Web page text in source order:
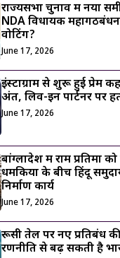
राज्यसभा चुनाव में नया
NDA विधायक
वोटिंग?
June 17, 2026
इंस्टाग्राम से शुरू हुई प्रेम
अंत, लिव-इन पार्टनर पर
June 17, 2026
बांग्लादेश में राम प्रतिमा
धमकियों के बीच हिंदू
निर्माण कार्य
June 17, 2026
रूसी तेल पर नए प्रतिबंध की
रणनीति से बढ़ सकती है